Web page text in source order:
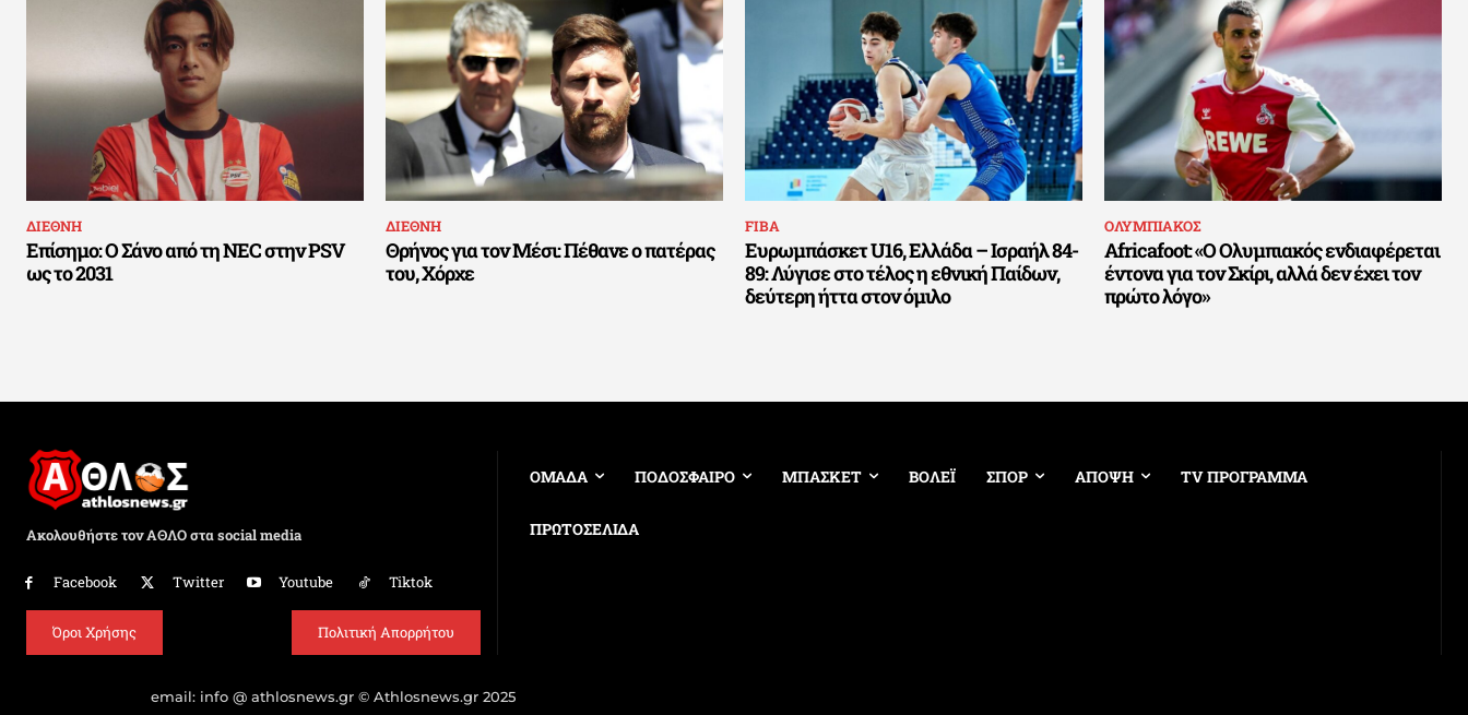
ΔΙΕΘΝΗ
Επίσημο: Ο Σάνο από τη NEC στην PSV
ως το 2031
ΔΙΕΘΝΗ
Θρήνος για τον Μέσι: Πέθανε ο πατέρας
του, Χόρχε
FIBA
Ευρωμπάσκετ U16, Ελλάδα – Ισραήλ 84-
89: Λύγισε στο τέλος η εθνική Παίδων,
δεύτερη ήττα στον όμιλο
ΟΛΥΜΠΙΑΚΟΣ
Africafoot: «Ο Ολυμπιακός ενδιαφέρεται
έντονα για τον Σκίρι, αλλά δεν έχει τον
πρώτο λόγο»
Ακολουθήστε τον ΑΘΛΟ στα social media
Facebook Twitter Youtube Tiktok
Όροι Χρήσης Πολιτική Απορρήτου
ΟΜΑΔΑ ΠΟΔΟΣΦΑΙΡΟ ΜΠΑΣΚΕΤ ΒΟΛΕΪ ΣΠΟΡ ΑΠΟΨΗ TV ΠΡΟΓΡΑΜΜΑ
ΠΡΩΤΟΣΕΛΙΔΑ
email: info @ athlosnews.gr © Athlosnews.gr 2025